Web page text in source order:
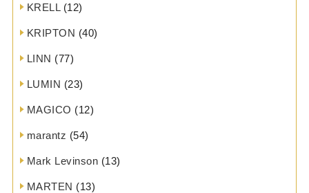
KRELL(12)
KRIPTON (40)
LINN (77)
LUMIN (23)
MAGICO (12)
marantz (54)
Mark Levinson (13)
MARTEN (13)